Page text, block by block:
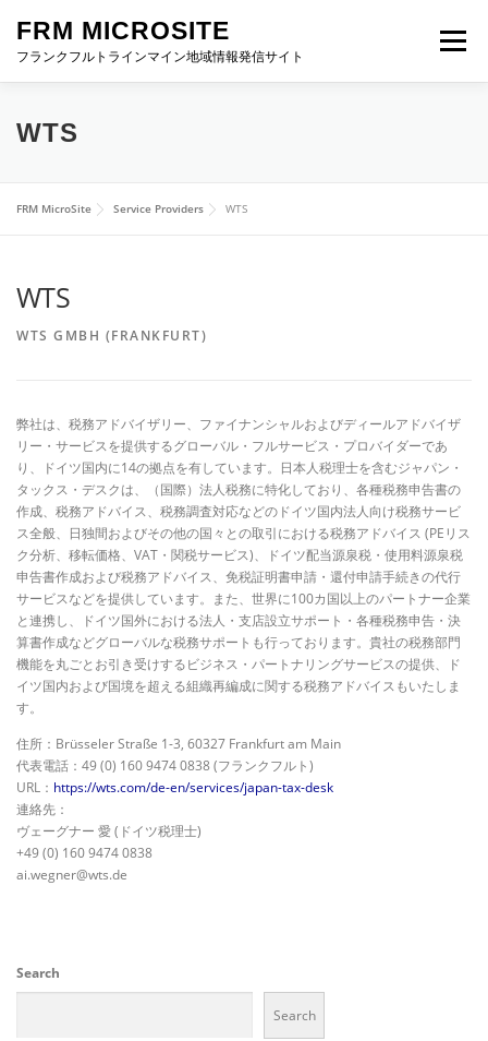
content
FRM MICROSITE
フランクフルトラインマイン地域情報発信サイト
Menu
HOME
イベント特設サイト FRM NEWS
WTS
FRM MicroSite Service Providers WTS
WTS
WTS GMBH (FRANKFURT)
弊社は、税務アドバイザリー、ファイナンシャルおよびディールアドバイザ
リー・サービスを提供するグローバル・フルサービス・プロバイダーであ
り、ドイツ国内に14の拠点を有しています。日本人税理士を含むジャパン・
タックス・デスクは、（国際）法人税務に特化しており、各種税務申告書の
作成、税務アドバイス、税務調査対応などのドイツ国内法人向け税務サービ
ス全般、日独間およびその他の国々との取引における税務アドバイス (PEリス
ク分析、移転価格、VAT・関税サービス)、ドイツ配当源泉税・使用料源泉税
申告書作成および税務アドバイス、免税証明書申請・還付申請手続きの代行
サービスなどを提供しています。また、世界に100カ国以上のパートナー企業
と連携し、ドイツ国外における法人・支店設立サポート・各種税務申告・決
算書作成などグローバルな税務サポートも行っております。貴社の税務部門
機能を丸ごとお引き受けするビジネス・パートナリングサービスの提供、ド
イツ国内および国境を超える組織再編成に関する税務アドバイスもいたしま
す。
住所：Brüsseler Straße 1-3, 60327 Frankfurt am Main
代表電話：49 (0) 160 9474 0838 (フランクフルト)
URL： https://wts.com/de-en/services/japan-tax-desk
連絡先：
ヴェーグナー 愛 (ドイツ税理士)
+49 (0) 160 9474 0838
ai.wegner@wts.de
Search
Search